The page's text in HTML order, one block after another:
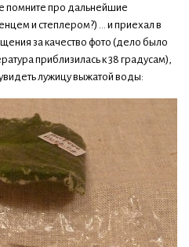
помните про дальнейшие
и степлером?) … и приехал в
за качество фото (дело было
приблизилась к 38 градусам),
лужицу выжатой воды: